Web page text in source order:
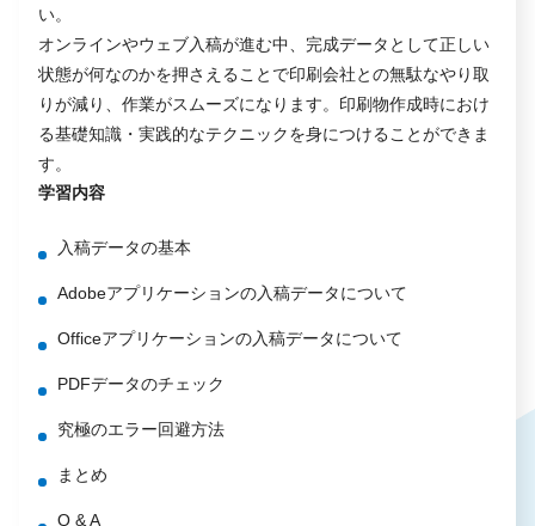
い。
オンラインやウェブ入稿が進む中、完成データとして正しい
状態が何なのかを押さえることで印刷会社との無駄なやり取
りが減り、作業がスムーズになります。印刷物作成時におけ
る基礎知識・実践的なテクニックを身につけることができま
す。
学習内容
入稿データの基本
Adobeアプリケーションの入稿データについて
Officeアプリケーションの入稿データについて
PDFデータのチェック
究極のエラー回避方法
まとめ
Q & A